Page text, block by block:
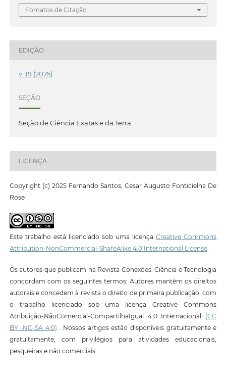
Fomatos de Citação
EDIÇÃO
v. 19 (2025)
SEÇÃO
Seção de Ciência Exatas e da Terra
LICENÇA
Copyright (c) 2025 Fernando Santos, Cesar Augusto Fonticielha De
Rose
Este trabalho está licenciado sob uma licençaCreative Commons
Attribution-NonCommercial-ShareAlike 4.0 International License.
Os autores que publicam na Revista Conexões: Ciência e Tecnologia
concordam com os seguintes termos: Autores mantêm os direitos
autorais e concedem à revista o direito de primeira publicação, com
o trabalho licenciado sob uma licença Creative Commons
Atribuição-NãoComercial-CompartilhaIgual 4.0 Internacional (CC
BY -NC-SA 4.0) . Nossos artigos estão disponíveis gratuitamente e
gratuitamente, com privilégios para atividades educacionais,
pesqueiras e não comerciais.